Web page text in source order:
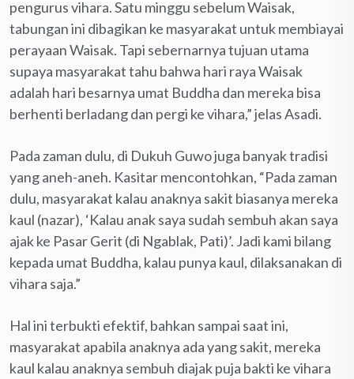
pengurus vihara. Satu minggu sebelum Waisak,
tabungan ini dibagikan ke masyarakat untuk membiayai
perayaan Waisak. Tapi sebernarnya tujuan utama
supaya masyarakat tahu bahwa hari raya Waisak
adalah hari besarnya umat Buddha dan mereka bisa
berhenti berladang dan pergi ke vihara,” jelas Asadi.
Pada zaman dulu, di Dukuh Guwo juga banyak tradisi
yang aneh-aneh. Kasitar mencontohkan, “Pada zaman
dulu, masyarakat kalau anaknya sakit biasanya mereka
kaul (nazar), ‘Kalau anak saya sudah sembuh akan saya
ajak ke Pasar Gerit (di Ngablak, Pati)’. Jadi kami bilang
kepada umat Buddha, kalau punya kaul, dilaksanakan di
vihara saja.”
Hal ini terbukti efektif, bahkan sampai saat ini,
masyarakat apabila anaknya ada yang sakit, mereka
kaul kalau anaknya sembuh diajak puja bakti ke vihara